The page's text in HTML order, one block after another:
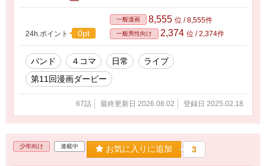
24h.ポイント 0pt
一般漫画 8,555 位 / 8,555件
一般男性向け 2,374 位 / 2,374件
バンド ４コマ 日常
ライブ
第11回漫画ダービー
67話 最終更新日 2026.08.02 登録日 2025.02.18
少年向け 連載中 お気に入りに追加 3